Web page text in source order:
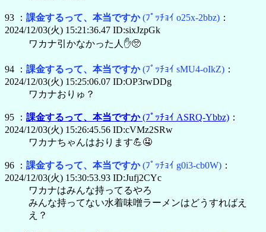
93 ： 課金するって、本当ですか(ﾌﾟｯﾁｮｲ o25x-2bbz) ：
2024/12/03(火) 15:21:36.47 ID:sixJzpGk
ワカナ引かなかった人✋🥺
94 ： 課金するって、本当ですか(ﾌﾟｯﾁｮｲ sMU4-oIkZ) ：
2024/12/03(火) 15:25:06.07 ID:OP3rwDDg
ワカナおりゅ？
95 ： 課金するって、本当ですか(ﾌﾟｯﾁｮｲ ASRQ-Ybbz) ：
2024/12/03(火) 15:26:45.56 ID:cVMz2SRw
ワカナちゃんはおります💪🤤
96 ： 課金するって、本当ですか(ﾌﾟｯﾁｮｲ g0i3-cb0W) ：
2024/12/03(火) 15:30:53.93 ID:Jufj2CYc
ワカナはみんな持ってるやろ
みんな持ってない水着味噌ラーメンはどうすればえ
え？